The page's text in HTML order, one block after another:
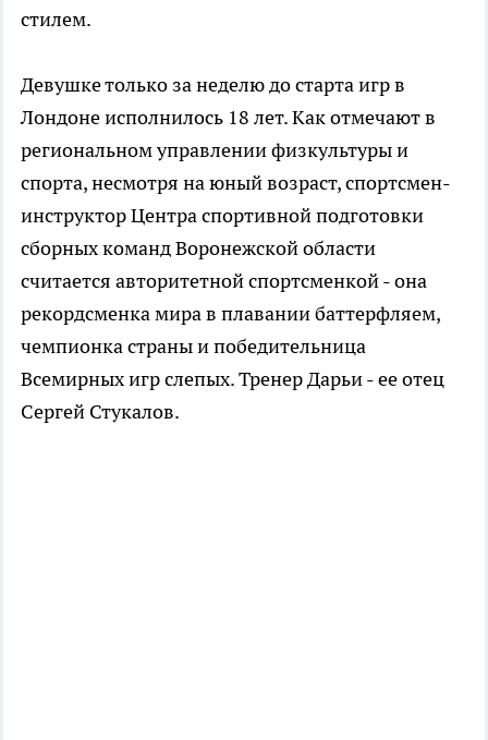
стилем.
Девушке только за неделю до старта игр в
Лондоне исполнилось 18 лет. Как отмечают в
региональном управлении физкультуры и
спорта, несмотря на юный возраст, спортсмен-
инструктор Центра спортивной подготовки
сборных команд Воронежской области
считается авторитетной спортсменкой - она
рекордсменка мира в плавании баттерфляем,
чемпионка страны и победительница
Всемирных игр слепых. Тренер Дарьи - ее отец
Сергей Стукалов.